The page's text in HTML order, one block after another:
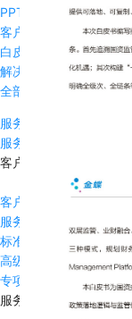
PPT干货
客户案例
白皮书
解决方案
全部干货
服务支持
服务支持
客户成功
客户成功介绍
服务产品体系
标准成功服务
高级成功服务
专项服务
服务与通知